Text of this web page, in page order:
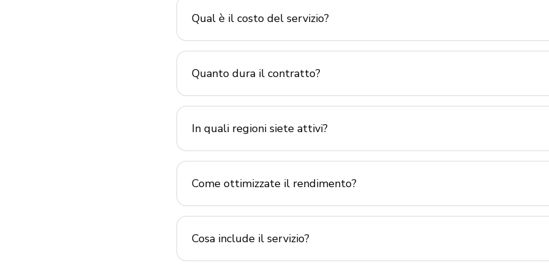
Qual è il costo del servizio?
Le nostre tariffe sono trasparenti e basate sulle prestazioni. Applichiamo una
Quanto dura il contratto?
Offriamo durate contrattuali flessibili senza vincoli lunghi. In genere lavoriamo con
In quali regioni siete attivi?
Siamo concentrati sulle zone turistiche in Italia, Austria e Germania, in particolare
Come ottimizzate il rendimento?
Attraverso strategie dinamiche dei prezzi, marketing professionale e
Cosa include il servizio?